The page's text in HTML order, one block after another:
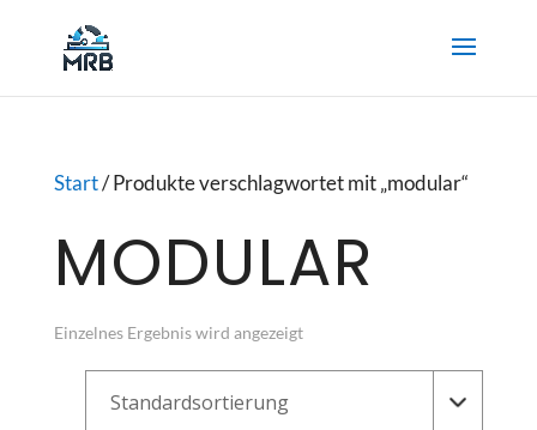
Start/ Produkte verschlagwortet mit „modular“
MODULAR
Einzelnes Ergebnis wird angezeigt